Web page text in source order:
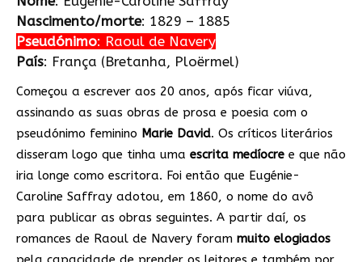
Nascimento/morte: 1829 – 1885
Pseudónimo: Raoul de Navery
País: França (Bretanha, Ploërmel)
Começou a escrever aos 20 anos, após ficar viúva,
assinando as suas obras de prosa e poesia com o
pseudónimo feminino Marie David. Os críticos literários
disseram logo que tinha uma escrita medíocre e que não
iria longe como escritora. Foi então que Eugénie-
Caroline Saffray adotou, em 1860, o nome do avô
para publicar as obras seguintes. A partir daí, os
romances de Raoul de Navery foram muito elogiados